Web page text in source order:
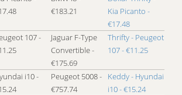
€183.21
Kia Picanto -
€17.48
107 -
Jaguar F-Type
Convertible -
€175.69
Thrifty - Peugeot
107 - €11.25
i10 -
Peugeot 5008 -
€757.74
Keddy - Hyundai
i10 - €15.24